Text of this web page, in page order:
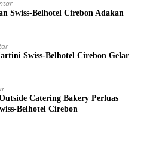
Swiss-Belhotel Cirebon Adakan
Swiss-Belhotel Cirebon Gelar
Catering Bakery Perluas
Belhotel Cirebon